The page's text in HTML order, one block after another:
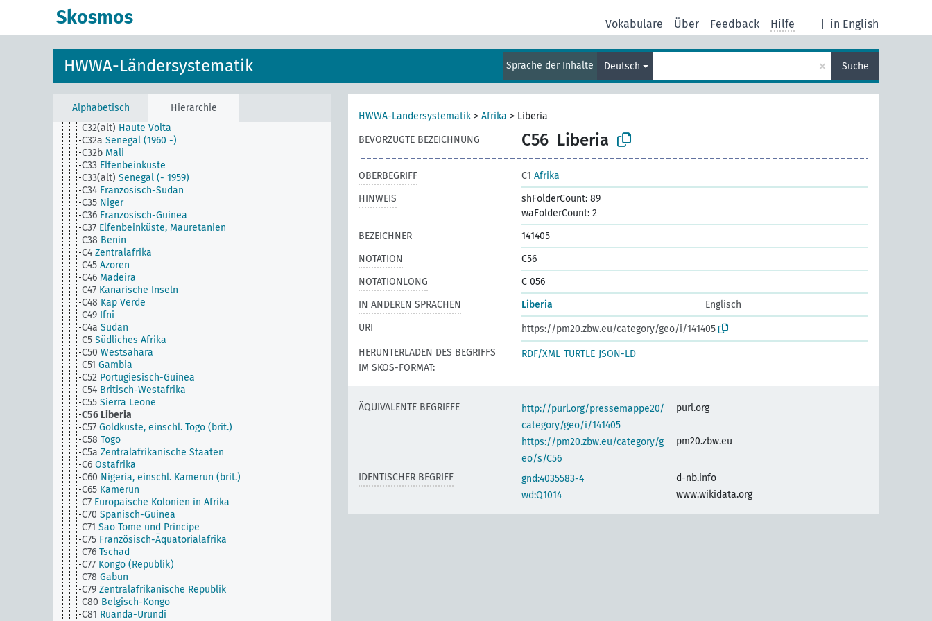
Skosmos in English
Vokabulare Über Feedback Hilfe
HWWA-Ländersystematik Sprache der Inhalte Deutsch × Suche
Alphabetisch Hierarchie
C24 Marokko
C3 Westafrika
Französisch-Westafrika
C31(alt) Mauretanien
C32
C32(alt) Haute Volta
C32a Senegal (1960 -)
C32b Mali
C33 Elfenbeinküste
C33(alt) Senegal (- 1959)
C34 Französisch-Sudan
C35 Niger
C36 Französisch-Guinea
C37 Elfenbeinküste, Mauretanien
C38 Benin
C4 Zentralafrika
C45 Azoren
C46 Madeira
C47 Kanarische Inseln
C48 Kap Verde
C49 Ifni
C4a Sudan
C5 Südliches Afrika
C50 Westsahara
C51 Gambia
C52 Portugiesisch-Guinea
C54 Britisch-Westafrika
C55 Sierra Leone
C56 Liberia
C57 Goldküste, einschl. Togo (brit.)
C58 Togo
C5a Zentralafrikanische Staaten
C6 Ostafrika
C60 Nigeria, einschl. Kamerun (brit.)
C65 Kamerun
C7 Europäische Kolonien in Afrika
C70 Spanisch-Guinea
C71 Sao Tome und Principe
C75 Französisch-Äquatorialafrika
C76 Tschad
C77 Kongo (Republik)
C78 Gabun
C79 Zentralafrikanische Republik
C80 Belgisch-Kongo
C81 Ruanda-Urundi
HWWA-Ländersystematik > Afrika > Liberia
BEVORZUGTE BEZEICHNUNG
C56 Liberia
OBERBEGRIFF C1 Afrika
HINWEIS
shFolderCount: 89
waFolderCount: 2
BEZEICHNER
141405
NOTATION
C56
NOTATIONLONG
C 056
IN ANDEREN SPRACHEN
Liberia
Englisch
URI
https://pm20.zbw.eu/category/geo/i/141405
HERUNTERLADEN DES BEGRIFFS
IM SKOS-FORMAT:
RDF/XML TURTLE JSON-LD
ÄQUIVALENTE BEGRIFFE
http://purl.org/pressemappe20/
category/geo/i/141405
purl.org
https://pm20.zbw.eu/category/g
eo/s/C56
pm20.zbw.eu
IDENTISCHER BEGRIFF gnd:4035583-4
d-nb.info
wd:Q1014
www.wikidata.org